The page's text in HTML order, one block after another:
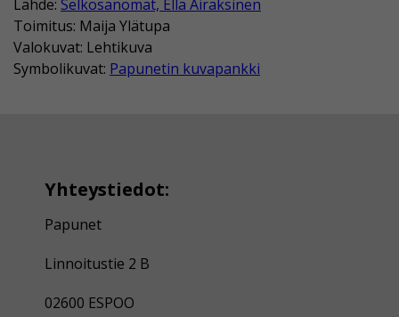
Lähde: Selkosanomat, Ella Airaksinen
Toimitus: Maija Ylätupa
Valokuvat: Lehtikuva
Symbolikuvat: Papunetin kuvapankki
Yhteystiedot:
Papunet
Linnoitustie 2 B
02600 ESPOO